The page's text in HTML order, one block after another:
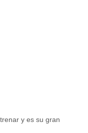
y es su gran